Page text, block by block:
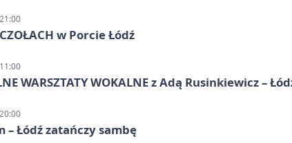
w Porcie Łódź
WARSZTATY WOKALNE z Adą Rusinkiewicz –
– Łódź zatańczy sambę